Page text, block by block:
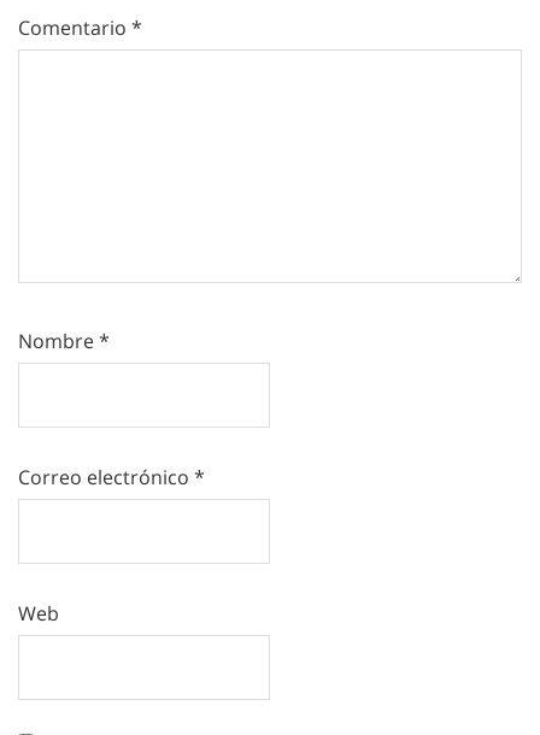
Comentario *
Nombre*
Correo electrónico *
Web